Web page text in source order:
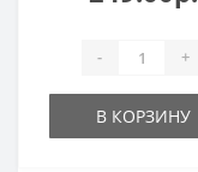
- +
В КОРЗИНУ